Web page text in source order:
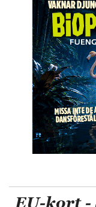
EU-kort -